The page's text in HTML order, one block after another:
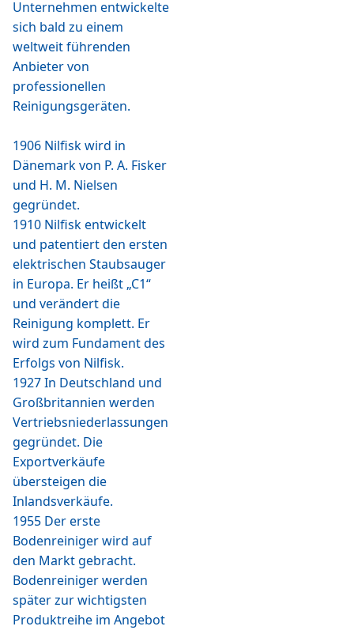
Unternehmen entwickelte
sich bald zu einem
weltweit führenden
Anbieter von
professionellen
Reinigungsgeräten.
1906 Nilfisk wird in
Dänemark von P. A. Fisker
und H. M. Nielsen
gegründet.
1910 Nilfisk entwickelt
und patentiert den ersten
elektrischen Staubsauger
in Europa. Er heißt „C1“
und verändert die
Reinigung komplett. Er
wird zum Fundament des
Erfolgs von Nilfisk.
1927 In Deutschland und
Großbritannien werden
Vertriebsniederlassungen
gegründet. Die
Exportverkäufe
übersteigen die
Inlandsverkäufe.
1955 Der erste
Bodenreiniger wird auf
den Markt gebracht.
Bodenreiniger werden
später zur wichtigsten
Produktreihe im Angebot